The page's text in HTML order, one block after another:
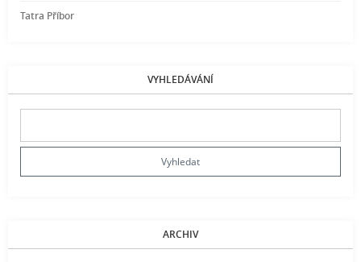
Tatra Příbor
VYHLEDÁVÁNÍ
ARCHIV